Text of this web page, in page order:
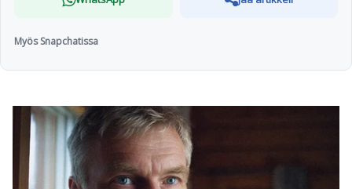
Myös Snapchatissa